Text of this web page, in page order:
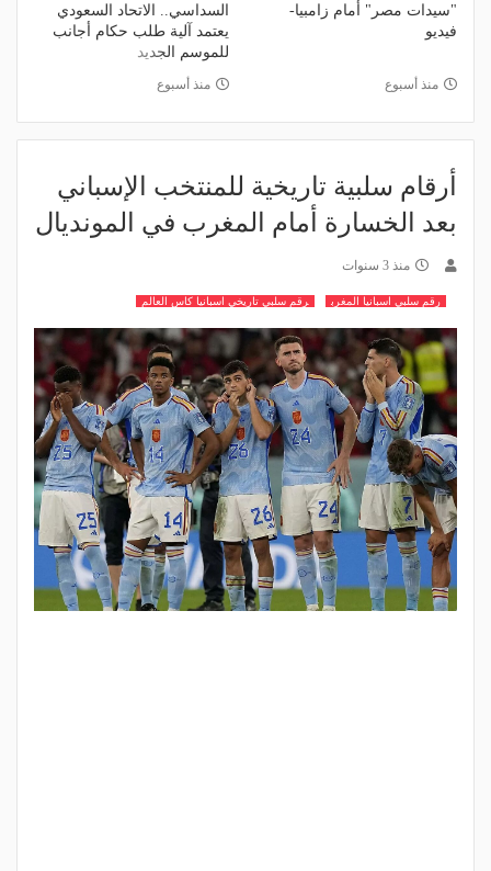
"سيدات مصر" أمام زامبيا-
فيديو
منذ أسبوع
السداسي.. الاتحاد السعودي
يعتمد آلية طلب حكام أجانب
للموسم الجديد
منذ أسبوع
أرقام سلبية تاريخية للمنتخب الإسباني
بعد الخسارة أمام المغرب في المونديال
منذ 3 سنوات
رقم سلبي اسبانيا المغرب رقم سلبي تاريخي اسبانيا كاس العالم